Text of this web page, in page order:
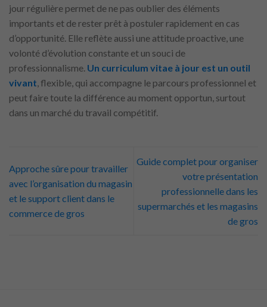
jour régulière permet de ne pas oublier des éléments
importants et de rester prêt à postuler rapidement en cas
d’opportunité. Elle reflète aussi une attitude proactive, une
volonté d’évolution constante et un souci de
professionnalisme. Un curriculum vitae à jour est un outil
vivant , flexible, qui accompagne le parcours professionnel et
peut faire toute la différence au moment opportun, surtout
dans un marché du travail compétitif.
Approche sûre pour travailler
avec l’organisation du magasin
et le support client dans le
commerce de gros
Guide complet pour organiser
votre présentation
professionnelle dans les
supermarchés et les magasins
de gros